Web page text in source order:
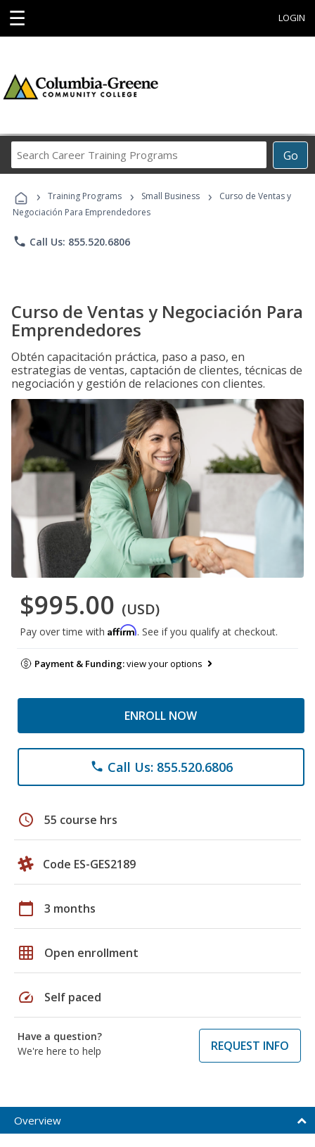
☰ LOGIN
Go
Career
Programs
› Training Programs › Small Business ›
Curso de Ventas y
Negociación Para Emprendedores
phone Call Us: 855.520.6806
Curso de Ventas y Negociación Para
Emprendedores
Obtén capacitación práctica, paso a paso, en
estrategias de ventas, captación de clientes, técnicas de
negociación y gestión de relaciones con clientes.
$995.00 (USD)
Pay over time with Affirm. See if you qualify at checkout.
Payment & Funding:view your options
ENROLL NOW
phone Call Us: 855.520.6806
schedule 55 course hrs
Code ES-GES2189
calendar_today 3 months
grid_on Open enrollment
speed Self paced
Have a question?
We're here to help
REQUEST INFO
Overview